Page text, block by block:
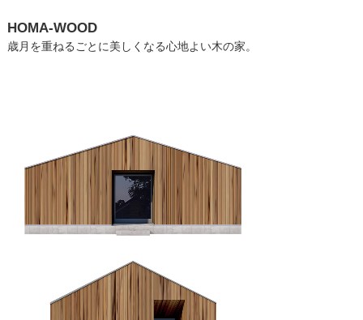
HOMA-WOOD
歳月を重ねるごとに美しくなる心地よい木の家。